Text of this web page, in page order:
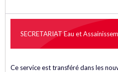
SECRETARIAT Eau et
Ce service est transféré dans les